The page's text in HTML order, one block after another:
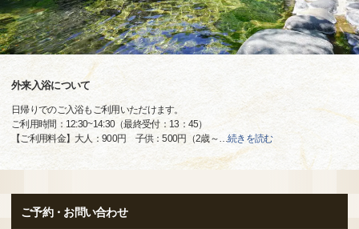
外来入浴について
日帰りでのご入浴もご利用いただけます。
ご利用時間：12:30~14:30（最終受付：13：45）
【ご利用料金】大人：900円 子供：500円（2歳～…続きを読む
ご予約・お問い合わせ